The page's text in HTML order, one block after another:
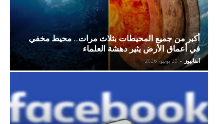
أكبر من جميع المحيطات بثلاث مرات.. محيط مخفي
في أعماق الأرض يثير دهشة العلماء
آنفانيوز - 20 يونيو، 2026